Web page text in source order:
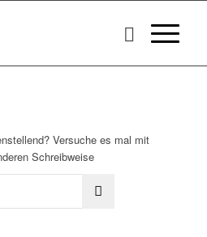
Versuche es mal mit
Schreibweise